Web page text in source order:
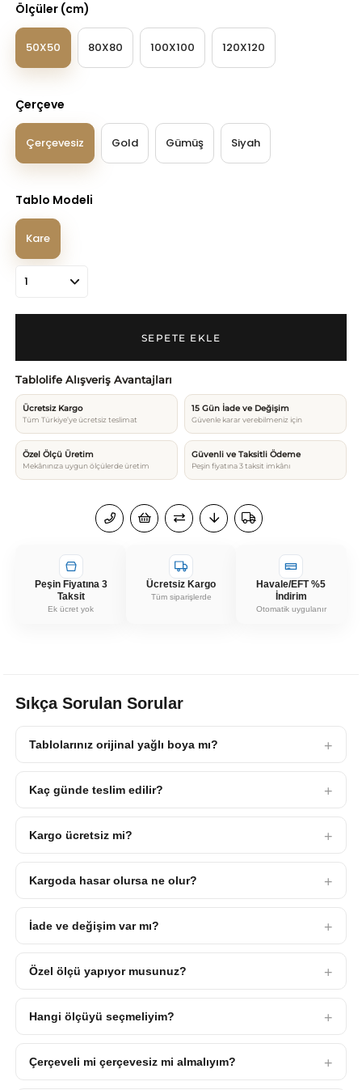
Ölçüler (cm)
50X50 80X80 100X100 120X120
Çerçeve
Çerçevesiz Gold Gümüş Siyah
Tablo Modeli
Kare
Tablolife Alışveriş Avantajları
Ücretsiz Kargo
Tüm Türkiye’ye ücretsiz teslimat
15 Gün İade ve Değişim
Güvenle karar verebilmeniz için
Özel Ölçü Üretim
Mekânınıza uygun ölçülerde üretim
Güvenli ve Taksitli Ödeme
Peşin fiyatına 3 taksit imkânı
Peşin Fiyatına 3
Taksit
Ek ücret yok
Ücretsiz Kargo
Tüm siparişlerde
Havale/EFT %5
İndirim
Otomatik uygulanır
Sıkça Sorulan Sorular
Tablolarınız orijinal yağlı boya mı?
Kaç günde teslim edilir?
Kargo ücretsiz mi?
Kargoda hasar olursa ne olur?
İade ve değişim var mı?
Özel ölçü yapıyor musunuz?
Hangi ölçüyü seçmeliyim?
Çerçeveli mi çerçevesiz mi almalıyım?